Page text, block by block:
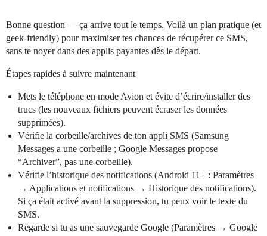
Bonne question — ça arrive tout le temps. Voilà un plan pratique (et
geek-friendly) pour maximiser tes chances de récupérer ce SMS,
sans te noyer dans des applis payantes dès le départ.
Étapes rapides à suivre maintenant
Mets le téléphone en mode Avion et évite d’écrire/installer des
trucs (les nouveaux fichiers peuvent écraser les données
supprimées).
Vérifie la corbeille/archives de ton appli SMS (Samsung
Messages a une corbeille ; Google Messages propose
“Archiver”, pas une corbeille).
Vérifie l’historique des notifications (Android 11+ : Paramètres
→ Applications et notifications → Historique des notifications).
Si ça était activé avant la suppression, tu peux voir le texte du
SMS.
Regarde si tu as une sauvegarde Google (Paramètres → Google